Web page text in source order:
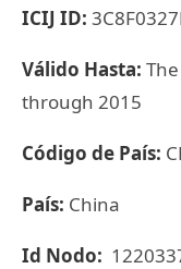
ICIJ ID:
Válido Hasta:
through 2015
Código de País:
País: China
Id Nodo: